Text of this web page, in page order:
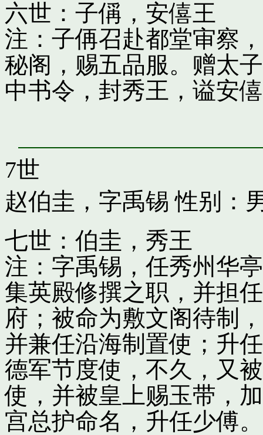
六世：子偁，安僖王
注：子侢召赴都堂审察
秘阁，赐五品服。赠太
中书令，封秀王，谥安
7世
赵伯圭，字禹锡 性别：
七世：伯圭，秀王
注：字禹锡，任秀州华
集英殿修撰之职，并担
府；被命为敷文阁待制
并兼任沿海制置使；升
德军节度使，不久，又
使，并被皇上赐玉带，
宫总护命名，升任少傅